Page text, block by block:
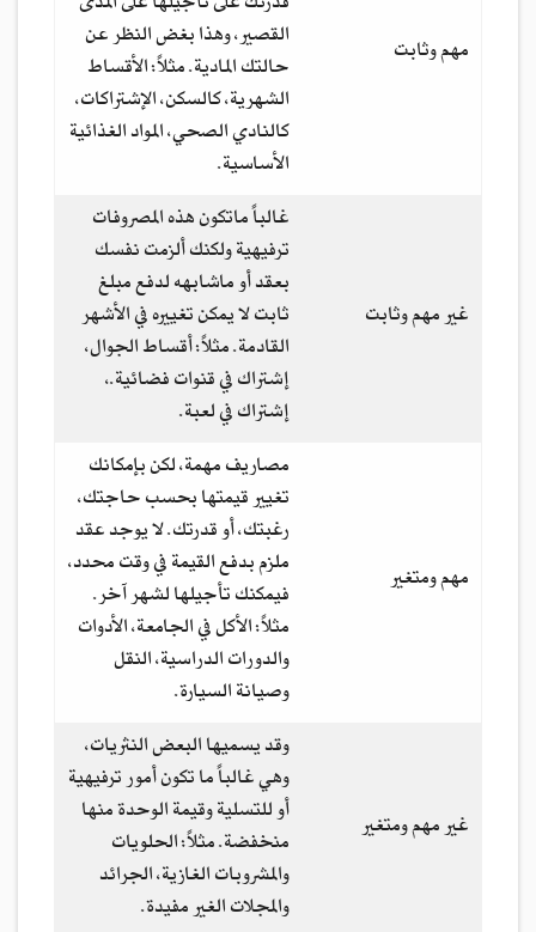
مهم وثابت القصير، وهذا بغض النظر عن
حالتك المادية. مثلاً: الأقساط
الشهرية، كالسكن، الإشتراكات،
كالنادي الصحي، المواد الغذائية
الأساسية.
غير مهم وثابت
غالباً ماتكون هذه المصروفات
ترفيهية ولكنك ألزمت نفسك
بعقد أو ماشابهه لدفع مبلغ
ثابت لا يمكن تغييره في الأشهر
القادمة. مثلاً: أقساط الجوال،
إشتراك في قنوات فضائية.،
إشتراك في لعبة.
مهم ومتغير
مصاريف مهمة، لكن بإمكانك
تغيير قيمتها بحسب حاجتك،
رغبتك، أو قدرتك. لا يوجد عقد
ملزم بدفع القيمة في وقت محدد،
فيمكنك تأجيلها لشهر آخر.
مثلاً: الأكل في الجامعة، الأدوات
والدورات الدراسية، النقل
وصيانة السيارة.
غير مهم ومتغير
وقد يسميها البعض النثريات،
وهي غالباً ما تكون أمور ترفيهية
أو للتسلية وقيمة الوحدة منها
منخفضة. مثلاً: الحلويات
والمشروبات الغازية، الجرائد
والمجلات الغير مفيدة.